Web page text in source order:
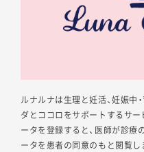
ルナルナは生理と妊活、妊娠中
ダとココロをサポートするサ
ータを登録すると、医師が診
ータを患者の同意のもと閲覧し